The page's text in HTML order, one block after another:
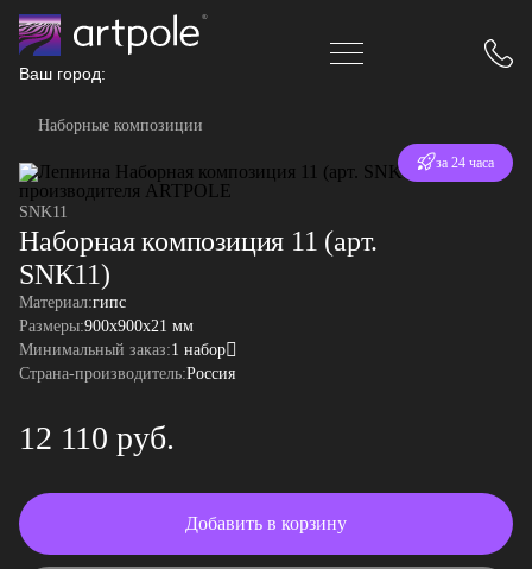
Ваш город:
Наборные композиции
Отгрузка
SNK11
Наборная композиция 11 (арт.
SNK11)
Материал:гипс
Размеры:900x900x21 мм
Минимальный заказ:1 набор
Страна-производитель:Россия
12 110 руб.
Добавить в корзину